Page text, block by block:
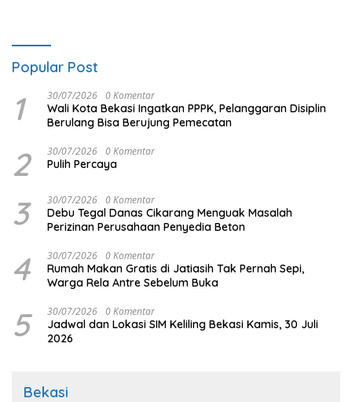
Popular Post
1 30/07/2026 0 Komentar
Wali Kota Bekasi Ingatkan PPPK, Pelanggaran Disiplin
Berulang Bisa Berujung Pemecatan
2 30/07/2026 0 Komentar
Pulih Percaya
3 30/07/2026 0 Komentar
Debu Tegal Danas Cikarang Menguak Masalah
Perizinan Perusahaan Penyedia Beton
4 30/07/2026 0 Komentar
Rumah Makan Gratis di Jatiasih Tak Pernah Sepi,
Warga Rela Antre Sebelum Buka
5 30/07/2026 0 Komentar
Jadwal dan Lokasi SIM Keliling Bekasi Kamis, 30 Juli
2026
Bekasi